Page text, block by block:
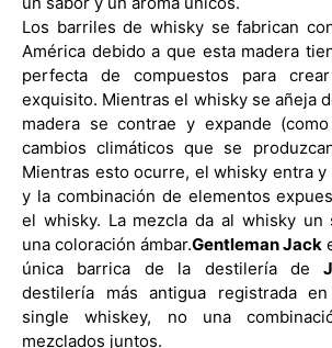
Los barriles de whisky se fabrican
América debido a que esta madera
perfecta de compuestos para
exquisito. Mientras el whisky se añeja
madera se contrae y expande
cambios climáticos que se
Mientras esto ocurre, el whisky entra y
y la combinación de elementos
el whisky. La mezcla da al whisky un
una coloración ámbar.Gentleman Jack
única barrica de la destilería de
destilería más antigua registrada
single whiskey, no una
mezclados juntos.